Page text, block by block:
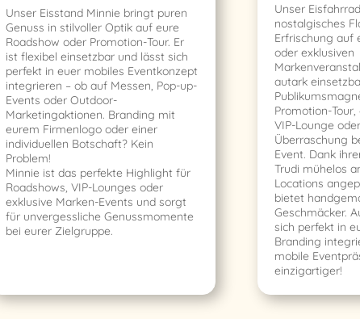
Unser Eisstand Minnie bringt puren
Genuss in stilvoller Optik auf eure
Roadshow oder Promotion-Tour. Er
ist flexibel einsetzbar und lässt sich
perfekt in euer mobiles Eventkonzept
integrieren – ob auf Messen, Pop-up-
Events oder Outdoor-
Marketingaktionen. Branding mit
eurem Firmenlogo oder einer
individuellen Botschaft? Kein
Problem!
Minnie ist das perfekte Highlight für
Roadshows, VIP-Lounges oder
exklusive Marken-Events und sorgt
für unvergessliche Genussmomente
bei eurer Zielgruppe.
Unser
nostalgisches
Erfrischung auf
oder exklusiven
autark
Promotion-
VIP-Lounge
Überraschung
Event. Dank
Trudi mühelos
Locations
bietet
Geschmäcker.
sich perfekt in
Branding
mobile
einzigartiger!